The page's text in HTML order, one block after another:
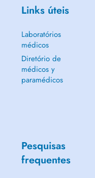
Links úteis
Laboratórios
médicos
Diretório de
médicos y
paramédicos
Pesquisas
frequentes